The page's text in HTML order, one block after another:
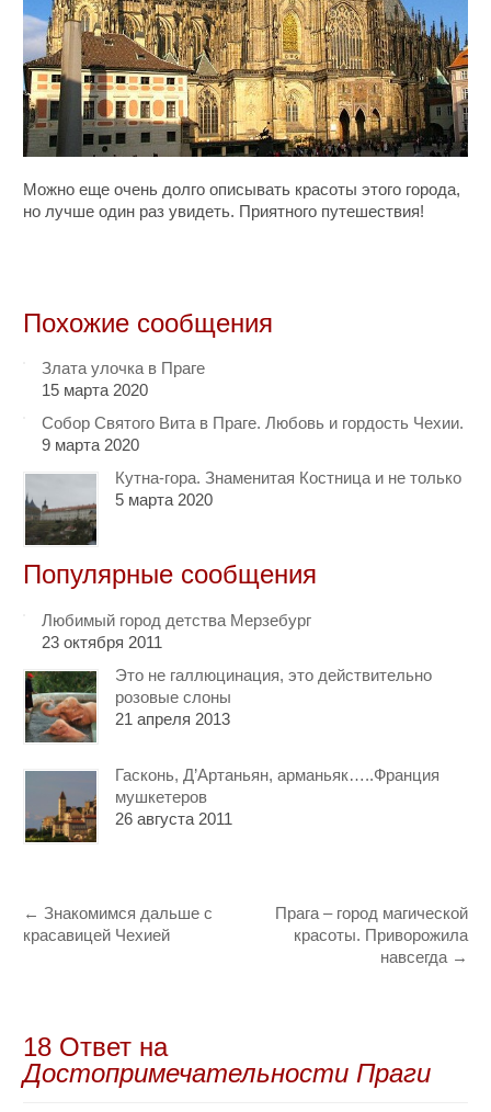
Можно еще очень долго описывать красоты этого города,
но лучше один раз увидеть. Приятного путешествия!
Похожие сообщения
Злата улочка в Праге
15 марта 2020
Собор Святого Вита в Праге. Любовь и гордость Чехии.
9 марта 2020
Кутна-гора. Знаменитая Костница и не только
5 марта 2020
Популярные сообщения
Любимый город детства Мерзебург
23 октября 2011
Это не галлюцинация, это действительно
розовые слоны
21 апреля 2013
Гасконь, Д’Артаньян, арманьяк…..Франция
мушкетеров
26 августа 2011
← Знакомимся дальше с
красавицей Чехией
Прага – город магической
красоты. Приворожила
навсегда →
18 Oтвет на
Достопримечательности Праги